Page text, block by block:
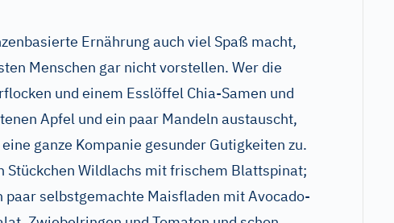
Ernährung auch viel Spaß macht,
Menschen gar nicht vorstellen. Wer die
und einem Esslöffel Chia-Samen und
Apfel und ein paar Mandeln austauscht,
ganze Kompanie gesunder Gutigkeiten zu.
Stückchen Wildlachs mit frischem Blattspinat;
paar selbstgemachte Maisfladen mit Avocado-